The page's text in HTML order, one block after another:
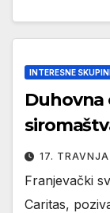
INTERESNE
Duhovna
17.
Franjevački
Caritas,